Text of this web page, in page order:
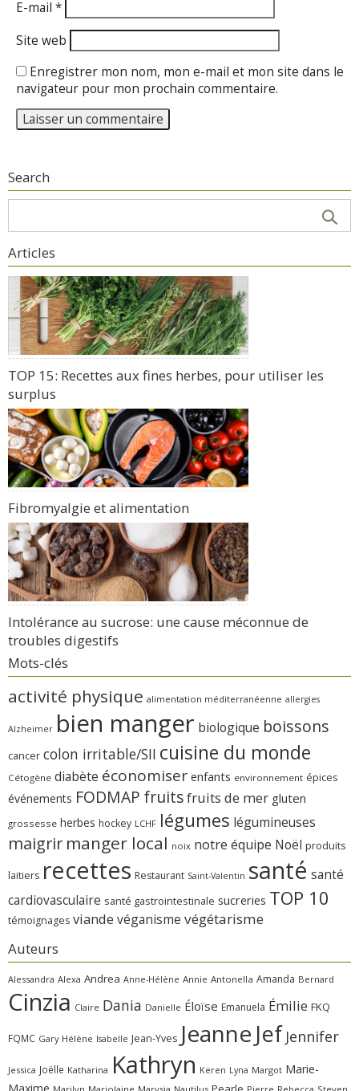
E-mail *
Site web
Enregistrer mon nom, mon e-mail et mon site dans le
navigateur pour mon prochain commentaire.
Search
Articles
TOP 15: Recettes aux fines herbes, pour utiliser les
surplus
Fibromyalgie et alimentation
Intolérance au sucrose: une cause méconnue de
troubles digestifs
Mots-clés
activité physique alimentation méditerranéenne allergies
Alzheimer bien manger biologique boissons
cancer colon irritable/SII cuisine du monde
Cétogène diabète économiser enfants environnement épices
événements FODMAP fruitsfruits de mer gluten
grossesse herbes hockey LCHF légumes légumineuses
maigrir manger local noix notre équipe Noël produits
laitiers recettes Restaurant Saint-Valentin santé santé
cardiovasculaire santé gastrointestinale sucreries TOP 10
témoignages viande véganisme végétarisme
Auteurs
Alessandra Alexa Andrea Anne-Hélène Annie Antonella Amanda Bernard
Cinzia Claire Dania Danielle Éloïse Emanuela Émilie FKQ
FQMC Gary Hélène Isabelle Jean-Yves Jeanne Jef Jennifer
Jessica Joëlle Katharina Kathryn Keren Lyna Margot Marie-